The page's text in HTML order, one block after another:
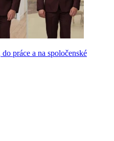
práce a na spoločenské